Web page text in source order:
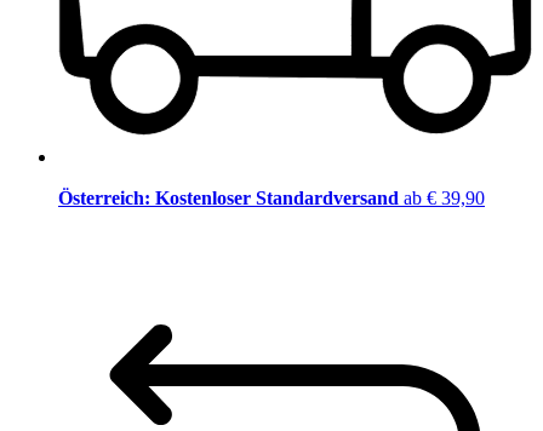
Österreich: Kostenloser Standardversand ab € 39,90